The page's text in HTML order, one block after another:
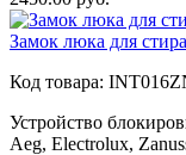
Замок люка для
Код товара:
Устройство
Aeg, Electrolux,